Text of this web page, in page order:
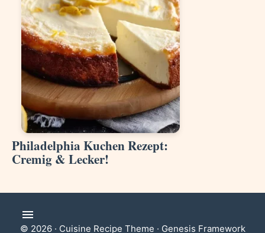
Philadelphia Kuchen Rezept:
Cremig & Lecker!
© 2026 · Cuisine Recipe Theme · Genesis Framework